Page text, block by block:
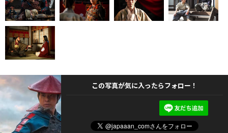
この写真が気に入ったらフォロー！